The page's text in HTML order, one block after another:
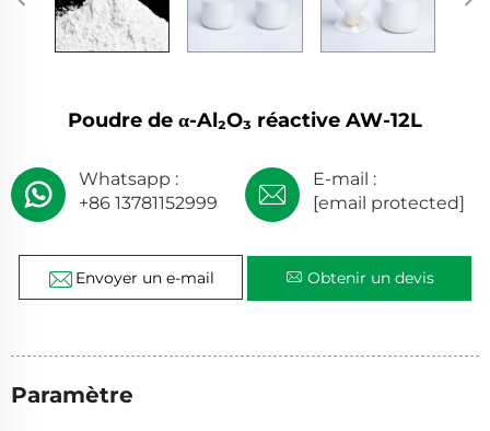
Poudre de α-Al₂O₃ réactive AW-12L
Whatsapp :
+86 13781152999
E-mail :
[email protected]
Envoyer un e-mail Obtenir un devis
Paramètre